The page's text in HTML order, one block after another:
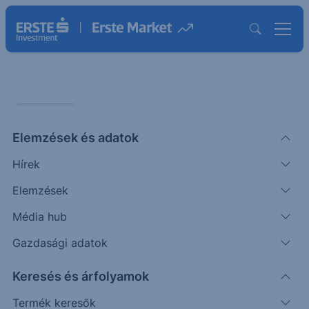
Elemzések és adatok
Hírek
Elemzések
Média hub
Gazdasági adatok
Keresés és árfolyamok
Termék keresők
OTP
A EBA által lefolytatott stressz teszt eredményei
alapján az OTP teljeskörűen bevezetett elsődleges